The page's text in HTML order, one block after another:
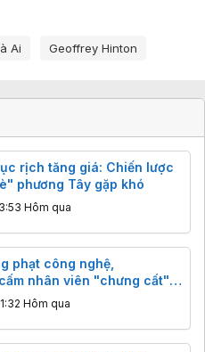
Ai Geoffrey Hinton
rịch tăng giá: Chiến lược
phương Tây gặp khó
Hôm qua
phạt công nghệ,
nhân viên "chưng cất"
Hôm qua